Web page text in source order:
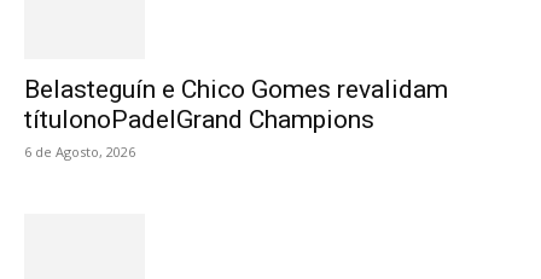
Belasteguín e Chico Gomes revalidam
títulonoPadelGrand Champions
6 de Agosto, 2026